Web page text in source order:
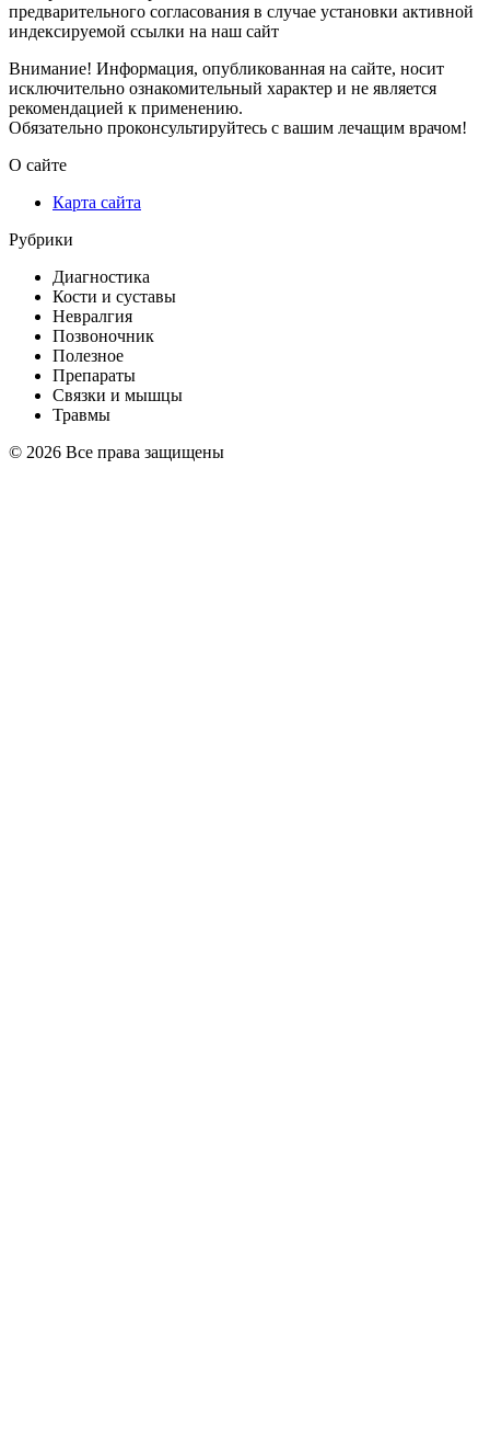
предварительного согласования в случае установки активной
индексируемой ссылки на наш сайт
Внимание! Информация, опубликованная на сайте, носит
исключительно ознакомительный характер и не является
рекомендацией к применению.
Обязательно проконсультируйтесь с вашим лечащим врачом!
О сайте
Карта сайта
Рубрики
Диагностика
Кости и суставы
Невралгия
Позвоночник
Полезное
Препараты
Связки и мышцы
Травмы
© 2026 Все права защищены